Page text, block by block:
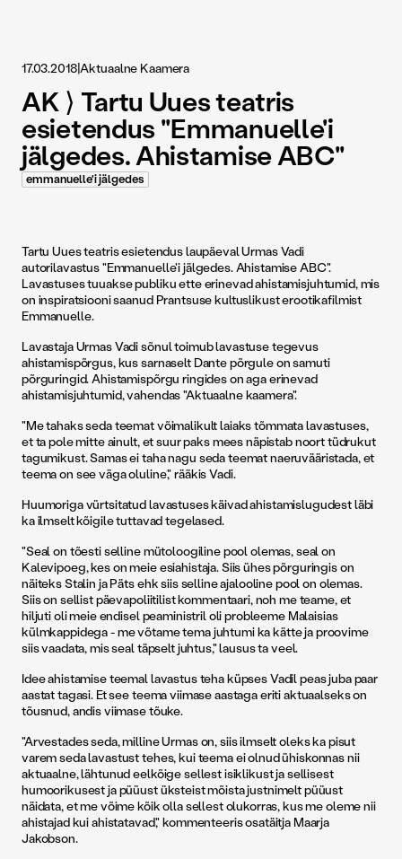
17.03.2018|Aktuaalne Kaamera
AK ⟩ Tartu Uues teatris
esietendus "Emmanuelle'i
jälgedes. Ahistamise ABC"
emmanuelle'i jälgedes
Tartu Uues teatris esietendus laupäeval Urmas Vadi
autorilavastus "Emmanuelle'i jälgedes. Ahistamise ABC".
Lavastuses tuuakse publiku ette erinevad ahistamisjuhtumid, mis
on inspiratsiooni saanud Prantsuse kultuslikust erootikafilmist
Emmanuelle.
Lavastaja Urmas Vadi sõnul toimub lavastuse tegevus
ahistamispõrgus, kus sarnaselt Dante põrgule on samuti
põrguringid. Ahistamispõrgu ringides on aga erinevad
ahistamisjuhtumid, vahendas "Aktuaalne kaamera".
"Me tahaks seda teemat võimalikult laiaks tõmmata lavastuses,
et ta pole mitte ainult, et suur paks mees näpistab noort tüdrukut
tagumikust. Samas ei taha nagu seda teemat naeruvääristada, et
teema on see väga oluline," rääkis Vadi.
Huumoriga vürtsitatud lavastuses käivad ahistamislugudest läbi
ka ilmselt kõigile tuttavad tegelased.
"Seal on tõesti selline mütoloogiline pool olemas, seal on
Kalevipoeg, kes on meie esiahistaja. Siis ühes põrguringis on
näiteks Stalin ja Päts ehk siis selline ajalooline pool on olemas.
Siis on sellist päevapoliitilist kommentaari, noh me teame, et
hiljuti oli meie endisel peaministril oli probleeme Malaisias
külmkappidega - me võtame tema juhtumi ka kätte ja proovime
siis vaadata, mis seal täpselt juhtus," lausus ta veel.
Idee ahistamise teemal lavastus teha küpses Vadil peas juba paar
aastat tagasi. Et see teema viimase aastaga eriti aktuaalseks on
tõusnud, andis viimase tõuke.
"Arvestades seda, milline Urmas on, siis ilmselt oleks ka pisut
varem seda lavastust tehes, kui teema ei olnud ühiskonnas nii
aktuaalne, lähtunud eelkõige sellest isiklikust ja sellisest
humoorikusest ja püüust üksteist mõista justnimelt püüust
näidata, et me võime kõik olla sellest olukorras, kus me oleme nii
ahistajad kui ahistatavad," kommenteeris osatäitja Maarja
Jakobson.